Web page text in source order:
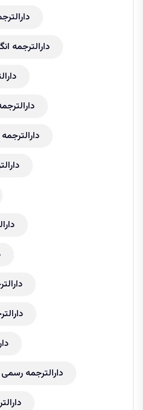
دارالترجمه
دارالترجمه